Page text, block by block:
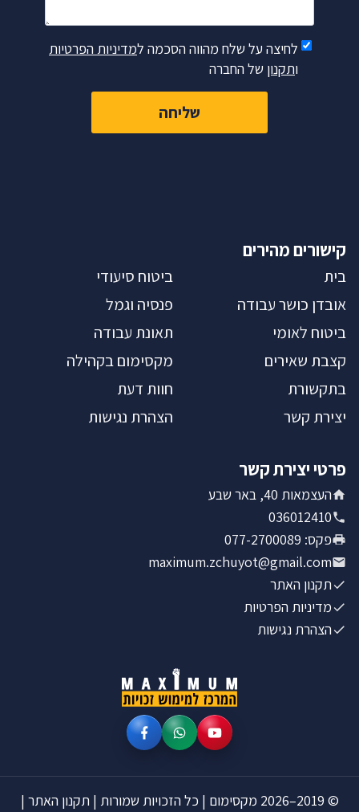
לחיצה על שלח מהווה הסכמה למדיניות הפרטיות
ותקנון של החברה
שליחה
קישורים מהירים
בית
ביטוח סיעודי
אובדן כושר עבודה
פנסיה וגמל
ביטוח לאומי
תאונת עבודה
קצבת שאירים
מקסימום בקהילה
בתקשורת
חוות דעת
יצירת קשר
הצהרת נגישות
פרטי יצירת קשר
העצמאות 40, באר שבע
036012410
פקס:
077-2700089
maximum.zchuyot@gmail.com
תקנון האתר
מדיניות הפרטיות
הצהרת נגישות
©
2019–2026 מקסימום | כל הזכויות שמורות | תקנון האתר |